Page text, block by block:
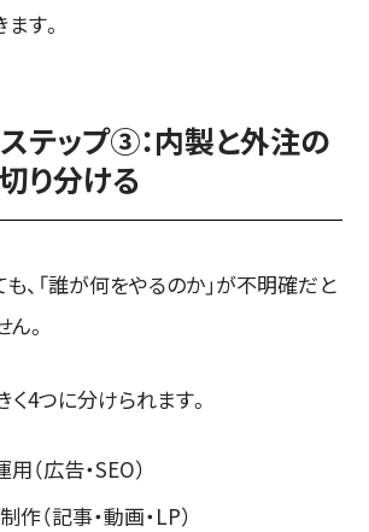
す。
テップ③：内製と外注の
り分ける
、「誰が何をやるのか」が不明確だと
。
4つに分けられます。
（広告・SEO）
作（記事・動画・LP）